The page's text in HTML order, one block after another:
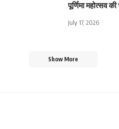
पूर्णिमा महोत्सव
July 17, 2026
Show More